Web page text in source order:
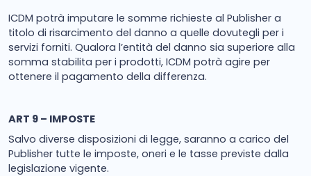
ICDM potrà imputare le somme richieste al Publisher a
titolo di risarcimento del danno a quelle dovutegli per i
servizi forniti. Qualora l’entità del danno sia superiore alla
somma stabilita per i prodotti, ICDM potrà agire per
ottenere il pagamento della differenza.
ART 9 – IMPOSTE
Salvo diverse disposizioni di legge, saranno a carico del
Publisher tutte le imposte, oneri e le tasse previste dalla
legislazione vigente.